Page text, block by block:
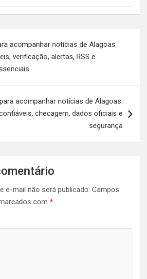
acompanhar notícias de Alagoas:
verificação, alertas, RSS e
acompanhar notícias de Alagoas:
checagem, dados oficiais e
segurança
e-mail não será publicado. Campos
com *